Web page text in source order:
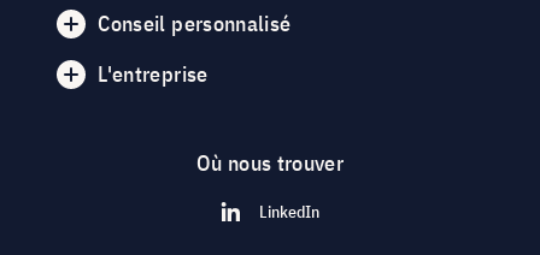
Conseil personnalisé
L'entreprise
Où nous trouver
LinkedIn